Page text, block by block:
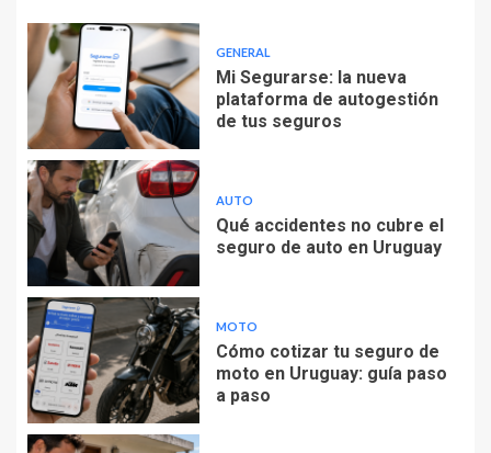
GENERAL
Mi Segurarse: la nueva
plataforma de autogestión
de tus seguros
AUTO
Qué accidentes no cubre el
seguro de auto en Uruguay
MOTO
Cómo cotizar tu seguro de
moto en Uruguay: guía paso
a paso